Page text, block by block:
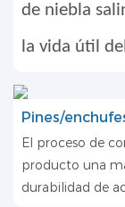
de niebla
la vida útil
Pines/
El proceso de
producto una
durabilidad de